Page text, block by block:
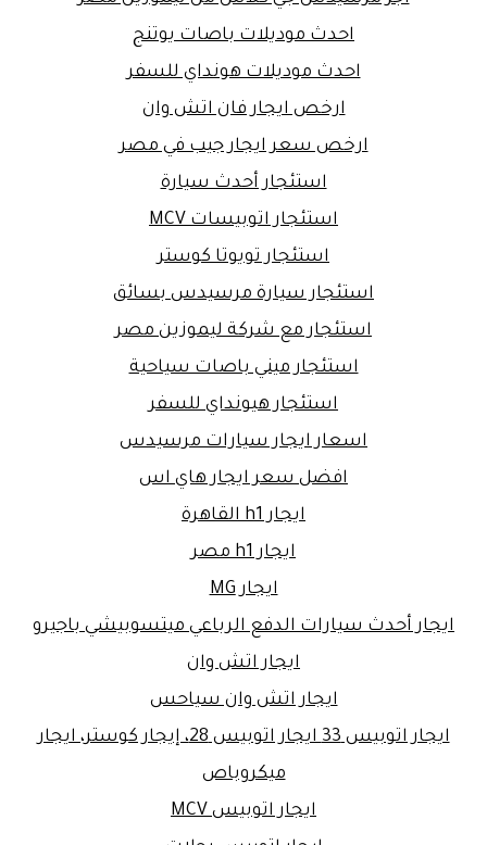
احدث موديلات باصات يوتنج
احدث موديلات هونداي للسفر
ارخص ايجار فان اتش وان
ارخص سعر ايجار جيب في مصر
استئجار أحدث سيارة
استئجار اتوبيسات MCV
استئجار تويوتا كوستر
استئجار سيارة مرسيدس بسائق
استئجار مع شركة ليموزين مصر
استئجار ميني باصات سياحية
استئجار هيونداي للسفر
اسعار ايجار سيارات مرسيدس
افضل سعر ايجار هاي اس
ايجار h1 القاهرة
ايجار h1 مصر
ايجار MG
ايجار أحدث سيارات الدفع الرباعي ميتسوبيشي باجيرو
ايجار اتش وان
ايجار اتش وان سياحس
ايجار اتوبيس 33 ايجار اتوبيس 28، إيجار كوستر، ايجار
ميكروباص
ايجار اتوبيس MCV